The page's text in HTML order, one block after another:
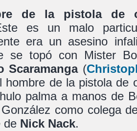
de la pistola de
es un malo
era un asesino
se topó con Mister
Scaramanga(
hombre de la pistola de
palma a manos de
como colega
de Nick Nack.